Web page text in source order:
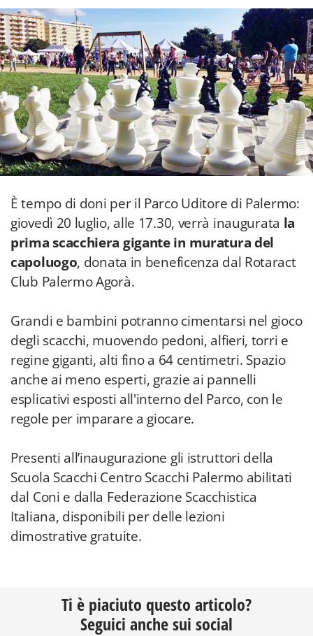
È tempo di doni per il Parco Uditore di Palermo:
giovedì 20 luglio, alle 17.30, verrà inaugurata la
prima scacchiera gigante in muratura del
capoluogo, donata in beneficenza dal Rotaract
Club Palermo Agorà.
Grandi e bambini potranno cimentarsi nel gioco
degli scacchi, muovendo pedoni, alfieri, torri e
regine giganti, alti fino a 64 centimetri. Spazio
anche ai meno esperti, grazie ai pannelli
esplicativi esposti all'interno del Parco, con le
regole per imparare a giocare.
Presenti all’inaugurazione gli istruttori della
Scuola Scacchi Centro Scacchi Palermo abilitati
dal Coni e dalla Federazione Scacchistica
Italiana, disponibili per delle lezioni
dimostrative gratuite.
Ti è piaciuto questo articolo?
Seguici anche sui social